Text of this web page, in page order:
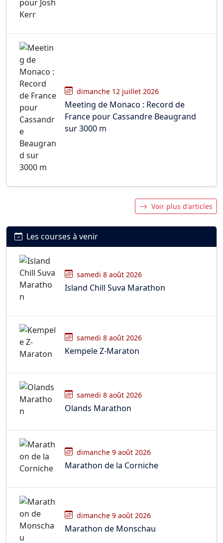
dimanche 12 juillet 2026
Meeting de Monaco : Record de
France pour Cassandre Beaugrand
sur 3000 m
Voir plus d'articles
Les courses à venir
samedi 8 août 2026
Island Chill Suva Marathon
samedi 8 août 2026
Kempele Z-Maraton
samedi 8 août 2026
Olands Marathon
dimanche 9 août 2026
Marathon de la Corniche
dimanche 9 août 2026
Marathon de Monschau